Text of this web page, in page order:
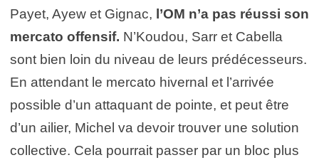
Payet, Ayew et Gignac, l’OM n’a pas réussi son
mercato offensif. N’Koudou, Sarr et Cabella
sont bien loin du niveau de leurs prédécesseurs.
En attendant le mercato hivernal et l’arrivée
possible d’un attaquant de pointe, et peut être
d’un ailier, Michel va devoir trouver une solution
collective. Cela pourrait passer par un bloc plus